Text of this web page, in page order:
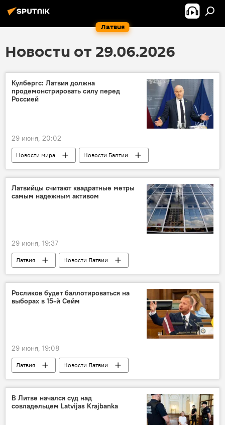
Латвия
Новости от 29.06.2026
Кулбергс: Латвия должна
продемонстрировать силу перед
Россией
29 июня, 20:02
Новости мира
Новости Балтии
Андрис Кулбергс
Кристен Михал
Латвия и Россия
Латвийцы считают квадратные метры
самым надежным активом
29 июня, 19:37
Латвия
Новости Латвии
Новости Балтии
страны Балтии
недвижимость
инвестиции жилье
Росликов будет баллотироваться на
выборах в 15-й Сейм
29 июня, 19:08
Латвия
Новости Латвии
Новости политики Латвии
Алексей Росликов
парламентские выборы
Светлана Чулкова
В Литве начался суд над
совладельцем Latvijas Krajbanka